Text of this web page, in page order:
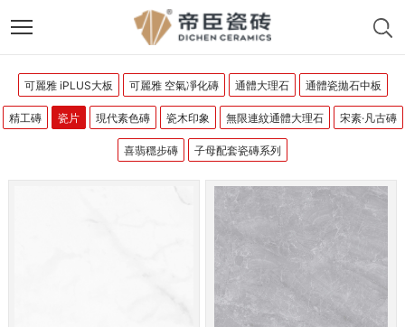
可麗雅 iPLUS大板 可麗雅 空氣凈化磚 通體大理石 通體瓷拋石中板
精工磚 瓷片 現代素色磚 瓷木印象 無限連紋通體大理石 宋素·凡古磚
喜翡穩步磚 子母配套瓷磚系列